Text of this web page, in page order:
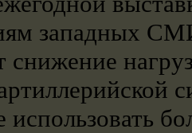
западных
снижение
использовать